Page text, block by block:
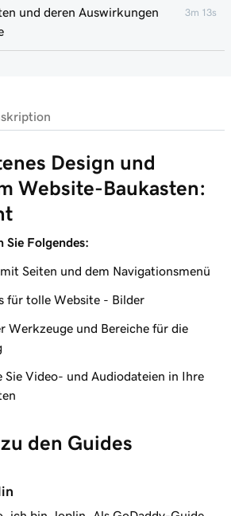
und deren Auswirkungen
3m 13s
Bilds auf meiner Website +
Website
+ Marketing eine
hinzu
Website einen Audiotrack
Design und
Website-Baukasten:
Sie Folgendes:
Seiten und dem Navigationsmenü
für tolle Website - Bilder
Werkzeuge und Bereiche für die
Sie Video- und Audiodateien in Ihre
den Guides